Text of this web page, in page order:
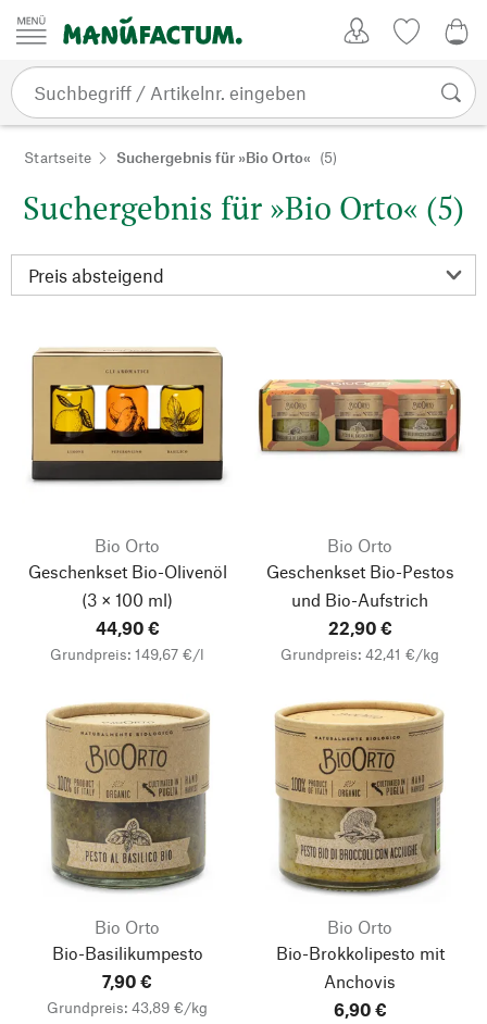
Zum Inhalt springen
Startseite Suchergebnis für »Bio Orto« (5)
Suchergebnis für »Bio Orto« (5)
Bio Orto
Geschenkset Bio-Olivenöl
(3 × 100 ml)
44,90 €
Grundpreis: 149,67 €/l
Bio Orto
Geschenkset Bio-Pestos
und Bio-Aufstrich
22,90 €
Grundpreis: 42,41 €/kg
Bio Orto
Bio-Basilikumpesto
7,90 €
Grundpreis: 43,89 €/kg
Bio Orto
Bio-Brokkolipesto mit
Anchovis
6,90 €